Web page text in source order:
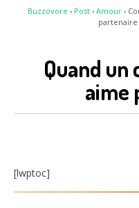
Buzzovore › Post › Amour ›
partenaire
Quand un
aime
[lwptoc]